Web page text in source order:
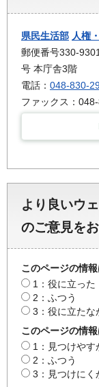
県民生活部 人権
郵便番号330-
号 本庁舎3階
電話： 048-830-
ファックス：
より良いウ
のご意見を
このページの情
1：役に立った
2：ふつう
3：役に立たな
このページの情
1：見つけやす
2：ふつう
3：見つけにく